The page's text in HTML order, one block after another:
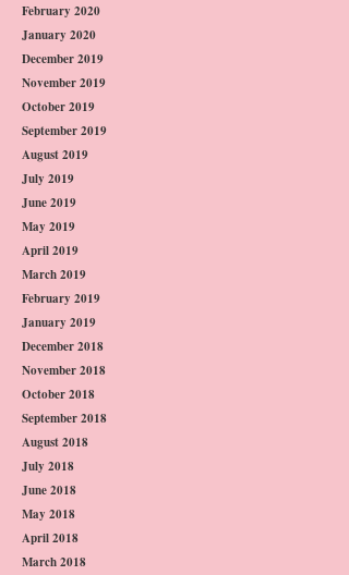
February 2020
January 2020
December 2019
November 2019
October 2019
September 2019
August 2019
July 2019
June 2019
May 2019
April 2019
March 2019
February 2019
January 2019
December 2018
November 2018
October 2018
September 2018
August 2018
July 2018
June 2018
May 2018
April 2018
March 2018